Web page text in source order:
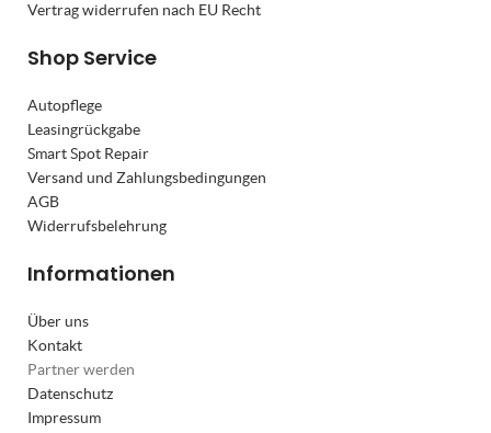
Vertrag widerrufen nach EU Recht
Shop Service
Autopflege
Leasingrückgabe
Smart Spot Repair
Versand und Zahlungsbedingungen
AGB
Widerrufsbelehrung
Informationen
Über uns
Kontakt
Partner werden
Datenschutz
Impressum